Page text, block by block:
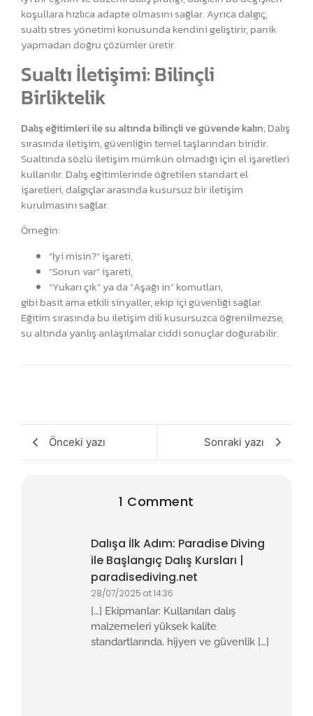
koşullara hızlıca adapte olmasını sağlar. Ayrıca dalgıç,
sualtı stres yönetimi konusunda kendini geliştirir, panik
yapmadan doğru çözümler üretir.
Sualtı İletişimi: Bilinçli
Birliktelik
Dalış eğitimleri ile su altında bilinçli ve güvende kalın; Dalış
sırasında iletişim, güvenliğin temel taşlarından biridir.
Sualtında sözlü iletişim mümkün olmadığı için el işaretleri
kullanılır. Dalış eğitimlerinde öğretilen standart el
işaretleri, dalgıçlar arasında kusursuz bir iletişim
kurulmasını sağlar.
Örneğin:
“İyi misin?” işareti,
“Sorun var” işareti,
“Yukarı çık” ya da “Aşağı in” komutları,
gibi basit ama etkili sinyaller, ekip içi güvenliği sağlar.
Eğitim sırasında bu iletişim dili kusursuzca öğrenilmezse,
su altında yanlış anlaşılmalar ciddi sonuçlar doğurabilir.
Önceki yazı Sonraki yazı
1 Comment
Dalışa İlk Adım: Paradise Diving
ile Başlangıç Dalış Kursları |
paradisediving.net
28/07/2025 at 14:36
[…] Ekipmanlar: Kullanılan dalış
malzemeleri yüksek kalite
standartlarında, hijyen ve güvenlik […]